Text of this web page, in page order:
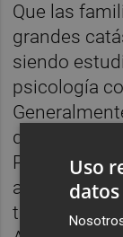
Que las
grandes
siendo
psicología
que deben
Pasó en la
accidente
también
Uso
datos